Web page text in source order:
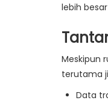
lebih
Meskipun
terutama
Data